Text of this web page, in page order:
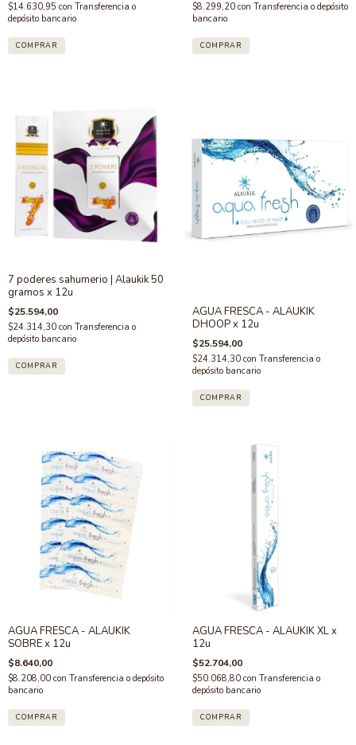
$14.630,95 con Transferencia o
depósito bancario
$8.299,20 con Transferencia o depósito
bancario
7 poderes sahumerio | Alaukik 50
gramos x 12u
$25.594,00
$24.314,30 con Transferencia o
depósito bancario
AGUA FRESCA - ALAUKIK
DHOOP x 12u
$25.594,00
$24.314,30 con Transferencia o
depósito bancario
AGUA FRESCA - ALAUKIK
SOBRE x 12u
$8.640,00
$8.208,00 con Transferencia o depósito
bancario
AGUA FRESCA - ALAUKIK XL x
12u
$52.704,00
$50.068,80 con Transferencia o
depósito bancario